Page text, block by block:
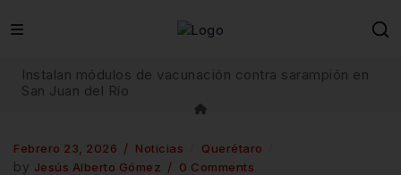
Instalan módulos de vacunación contra sarampión en
San Juan del Río
Febrero 23, 2026 Noticias Querétaro
by Jesús Alberto Gómez 0 Comments